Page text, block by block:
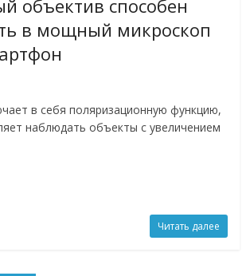
объектив способен
в мощный микроскоп
в себя поляризационную функцию,
наблюдать объекты с увеличением
Читать далее